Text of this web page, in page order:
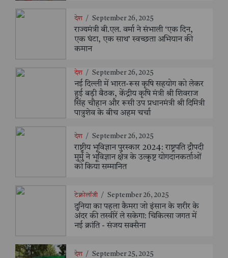
देश / September 26, 2025
राज्यमंत्री बी.एल. वर्मा ने संभाली ‘एक दिन,
एक घंटा, एक साथ’ स्वच्छता अभियान की
कमान
देश / September 26, 2025
नई दिल्ली में भारत-रूस कृषि सहयोग को लेकर
हुई बड़ी बैठक, केंद्रीय कृषि मंत्री श्री शिवराज
सिंह चौहान और रूसी उप प्रधानमंत्री श्री दिमित्री
पात्रुशेव के बीच अहम चर्चा
देश / September 26, 2025
राष्ट्रीय भूविज्ञान पुरस्कार 2024: राष्ट्रपति द्रौपदी
मुर्मु ने भूविज्ञान क्षेत्र के उत्कृष्ट योगदानकर्ताओं
को किया सम्मानित
टेक्नोलॉजी / September 26, 2025
दुनिया का पहला कैमरा जो इंसान के शरीर के
अंदर की तस्वीरें ले सकेगा: चिकित्सा जगत में
नई क्रांति - संजय सक्सैना
देश / September 25, 2025